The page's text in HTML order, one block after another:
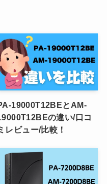
19000T12BEとAM-
の違い/口コ
レビュー/比較！